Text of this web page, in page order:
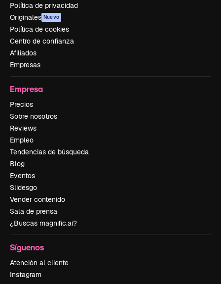
Política de privacidad
Originales Nuevo
Política de cookies
Centro de confianza
Afiliados
Empresas
Empresa
Precios
Sobre nosotros
Reviews
Empleo
Tendencias de búsqueda
Blog
Eventos
Slidesgo
Vender contenido
Sala de prensa
¿Buscas magnific.ai?
Síguenos
Atención al cliente
Instagram